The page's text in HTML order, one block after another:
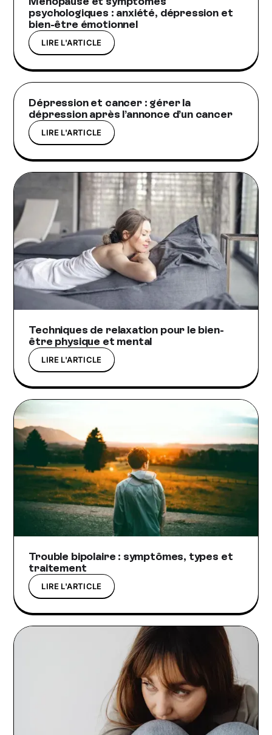
psychologiques : anxiété, dépression et
bien-être émotionnel
LIRE L'ARTICLE
Dépression et cancer : gérer la
dépression après l’annonce d’un cancer
LIRE L'ARTICLE
Techniques de relaxation pour le bien-
être physique et mental
LIRE L'ARTICLE
Trouble bipolaire : symptômes, types et
traitement
LIRE L'ARTICLE